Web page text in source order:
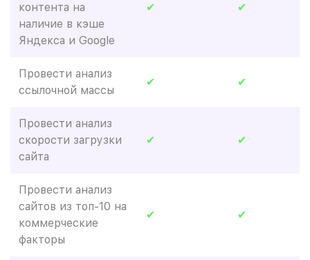
контента на
наличие в кэше
Яндекса и Google
✔ ✔
Провести анализ
ссылочной массы
✔ ✔
Провести анализ
скорости загрузки
сайта
✔ ✔
Провести анализ
сайтов из топ-10 на
коммерческие
факторы
✔ ✔